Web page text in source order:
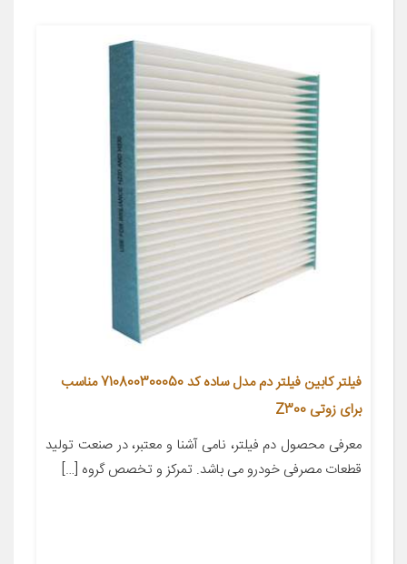
فیلتر کابین فیلتر دم مدل ساده کد 710800300050 مناسب
برای زوتی Z300
معرفی محصول دم فیلتر، نامی آشنا و معتبر، در صنعت تولید
قطعات مصرفی خودرو می باشد. تمرکز و تخصص گروه […]